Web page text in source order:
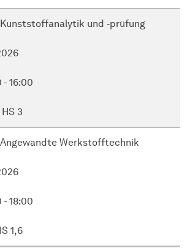
Kunststoffanalytik und ‑prüfung
- 16:00
HS 3
Angewandte Werkstofftechnik
- 18:00
1,6